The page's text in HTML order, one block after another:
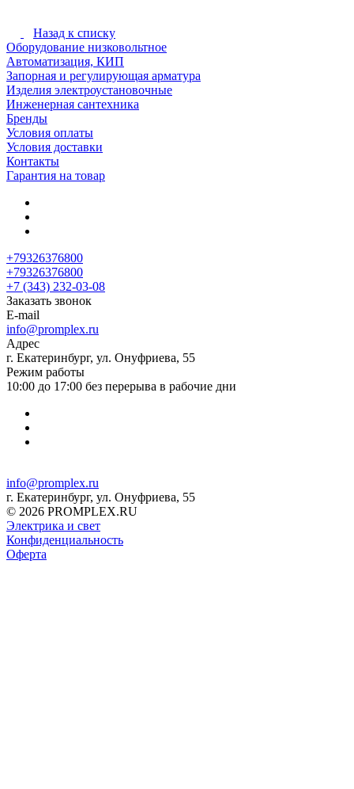
Назад к списку
Оборудование низковольтное
Автоматизация, КИП
Запорная и регулирующая арматура
Изделия электроустановочные
Инженерная сантехника
Бренды
Условия оплаты
Условия доставки
Контакты
Гарантия на товар
+79326376800
+79326376800
+7 (343) 232-03-08
Заказать звонок
E-mail
info@promplex.ru
Адрес
г. Екатеринбург, ул. Онуфриева, 55
Режим работы
10:00 до 17:00 без перерыва в рабочие дни
info@promplex.ru
г. Екатеринбург, ул. Онуфриева, 55
© 2026 PROMPLEX.RU
Электрика и свет
Конфиденциальность
Оферта